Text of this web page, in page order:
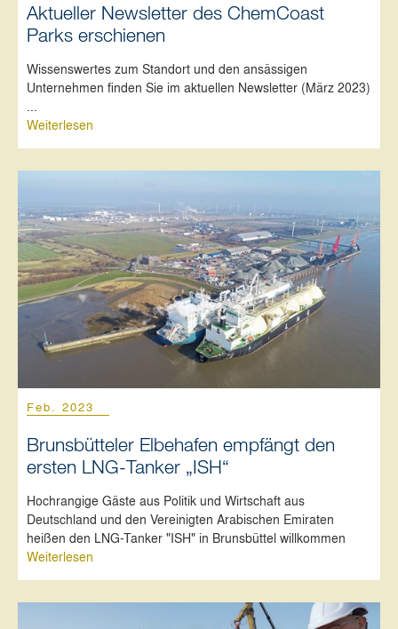
Aktueller Newsletter des ChemCoast
Parks erschienen
Wissenswertes zum Standort und den ansässigen
Unternehmen finden Sie im aktuellen Newsletter (März 2023)
...
Weiterlesen
Feb. 2023
Brunsbütteler Elbehafen empfängt den
ersten LNG-Tanker „ISH“
Hochrangige Gäste aus Politik und Wirtschaft aus
Deutschland und den Vereinigten Arabischen Emiraten
heißen den LNG-Tanker "ISH" in Brunsbüttel willkommen
Weiterlesen